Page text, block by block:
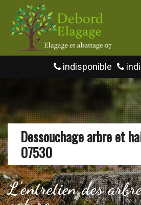
indisponible
Dessouchage arbre et
07530
L'entretien des